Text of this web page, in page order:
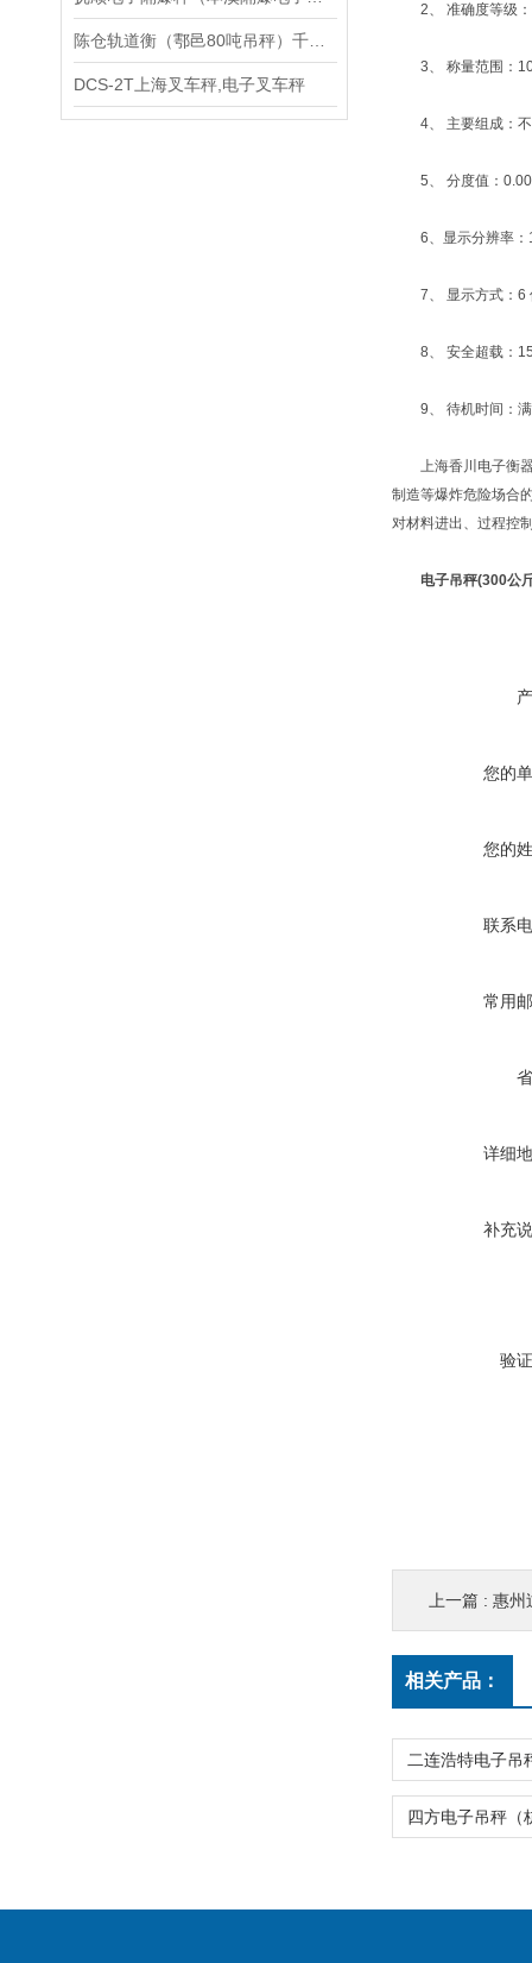
DCS-2T上海叉车秤,电子叉车秤
2、 准确度等级
3、 称量范围：
4、 主要组成：不
5、 分度值：
6、显示分辨率：
7、 显示方式：6
8、 安全超载：
9、 待机时间：满
上海香川电子衡器
制造等爆炸危险场合
对材料进出、过程控
电子吊秤(300公
您的
您的
联系
常用
详细
补充
验
上一篇 : 惠州
相关产品：